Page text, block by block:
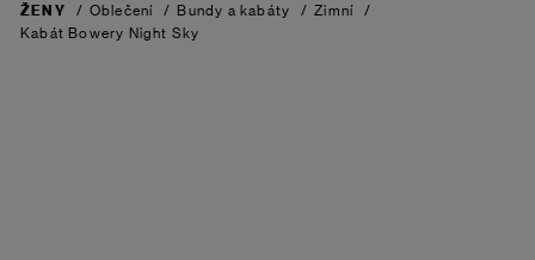
ŽENY / Oblečení / Bundy a kabáty / Zimní
/
Kabát Bowery Night Sky